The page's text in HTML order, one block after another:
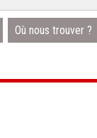
Où nous trouver ?